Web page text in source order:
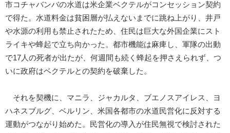
市コチャバンバの水道は米企業ベクテルがコンセッション契約
で得た。水道料金は貧困層が払えないまでに跳ね上がり、井戸
や水源の利用も禁止されたため、住民は巨大な外国企業にスト
ライキや蜂起で立ち向かった。都市機能は麻痺し、軍隊の出動
で17人の死者が出たが、何週間も続く蜂起を押さえられず、つ
いに政府はベクテルとの契約を破棄した。
それを契機に、マニラ、ジャカルタ、ブエノスアイレス、ヨ
ハネスブルグ、ベルリン、米国各都市の水道民営化に反対する
運動がつながり始めた。民営化の導入が住民無視で検討された